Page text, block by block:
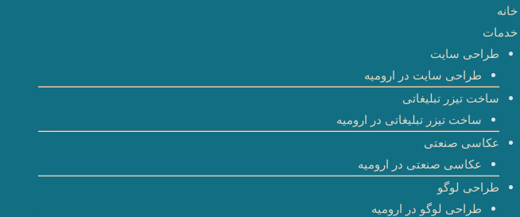
خانه
خدمات
طراحی سایت
طراحی سایت در ارومیه
ساخت تیزر تبلیغاتی
ساخت تیزر تبلیغاتی در ارومیه
عکاسی صنعتی
عکاسی صنعتی در ارومیه
طراحی لوگو
طراحی لوگو در ارومیه